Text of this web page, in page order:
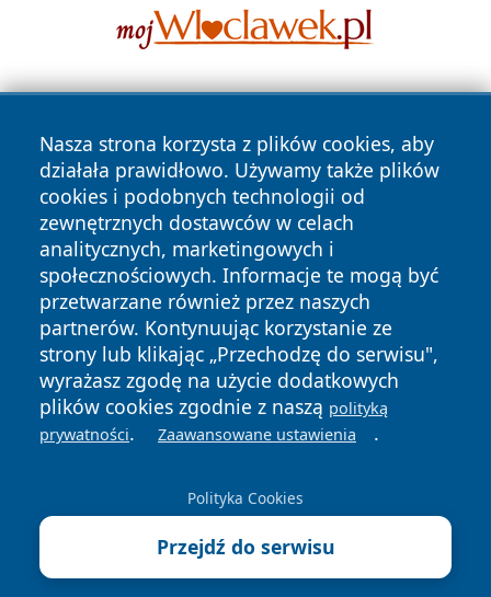
Nasza strona korzysta z plików cookies, aby
działała prawidłowo. Używamy także plików
cookies i podobnych technologii od
zewnętrznych dostawców w celach
analitycznych, marketingowych i
społecznościowych. Informacje te mogą być
przetwarzane również przez naszych
partnerów. Kontynuując korzystanie ze
strony lub klikając „Przechodzę do serwisu",
wyrażasz zgodę na użycie dodatkowych
plików cookies zgodnie z naszą polityką
prywatności. Zaawansowane ustawienia .
Polityka Cookies
Przejdź do serwisu
Copyright © 2026 piekaryonline.pl Wszystkie prawa
zastrzeżone.
News Autorzy
Polityka
Prywatności
Polityka
Cookies